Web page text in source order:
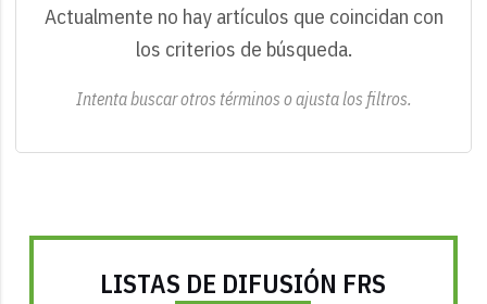
Actualmente no hay artículos que coincidan con
los criterios de búsqueda.
Intenta buscar otros términos o ajusta los filtros.
LISTAS DE DIFUSIÓN FRS